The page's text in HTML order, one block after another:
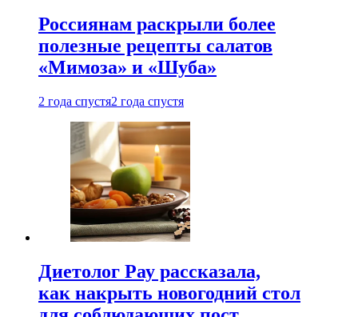
Россиянам раскрыли более
полезные рецепты салатов
«Мимоза» и «Шуба»
2 года спустя2 года спустя
Диетолог Рау рассказала,
как накрыть новогодний стол